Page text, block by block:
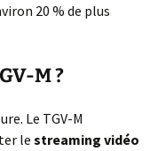
20 % de plus
M ?
Le TGV-M
le streaming vidéo